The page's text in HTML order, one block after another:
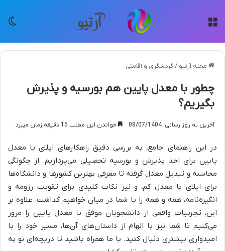
مجله آرتیو /گردشگری و اقامتی
چطور با معدل پایین هم بورسیه و پذیرش
بگیریم؟
آخرین به روز رسانی: 08/07/1404 خواندن این مطلب 15 دقیقه زمان میبرد
در این راهنمای جامع، به بررسی دقیق راهکارهای اپلای با معدل
پایین برای اخذ پذیرش و بورسیه تحصیلی می‌پردازیم. از چگونگی
محاسبه و تبدیل معدل گرفته تا معرفی بهترین کشورها و دانشگاه‌ها
برای اپلای با معدل کم، و نیز نکات کلیدی برای تقویت رزومه و
انگیزه‌نامه، همه و همه را با شما در میان خواهیم گذاشت. علاوه بر
این، تجربیات واقعی از دانشجویان موفق با معدل پایین را مرور
می‌کنیم تا شما نیز با الهام از داستان‌های آن‌ها، مسیر خود را با
امیدواری بیشتری دنبال کنید. با ما همراه باشید تا دریچه‌ای نو به